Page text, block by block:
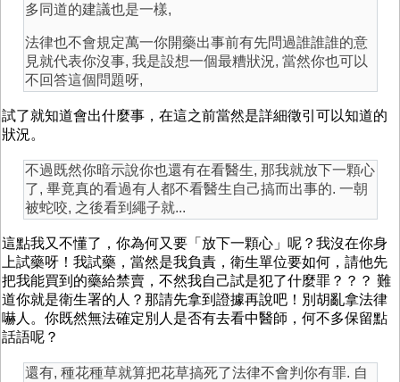
多同道的建議也是一樣,
法律也不會規定萬一你開藥出事前有先問過誰誰誰的意
見就代表你沒事, 我是設想一個最糟狀況, 當然你也可以
不回答這個問題呀,
試了就知道會出什麼事，在這之前當然是詳細徵引可以知道的
狀況。
不過既然你暗示說你也還有在看醫生, 那我就放下一顆心
了, 畢竟真的看過有人都不看醫生自己搞而出事的. 一朝
被蛇咬, 之後看到繩子就...
這點我又不懂了，你為何又要「放下一顆心」呢？我沒在你身
上試藥呀！我試藥，當然是我負責，衛生單位要如何，請他先
把我能買到的藥給禁賣，不然我自己試是犯了什麼罪？？？ 難
道你就是衛生署的人？那請先拿到證據再說吧！別胡亂拿法律
嚇人。你既然無法確定別人是否有去看中醫師，何不多保留點
話語呢？
還有, 種花種草就算把花草搞死了法律不會判你有罪. 自